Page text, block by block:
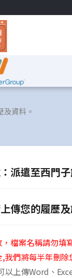
資料。
派遣至西門
傳您的履歷
檔案名稱請勿填
我們將每半年刪
以上傳Word、